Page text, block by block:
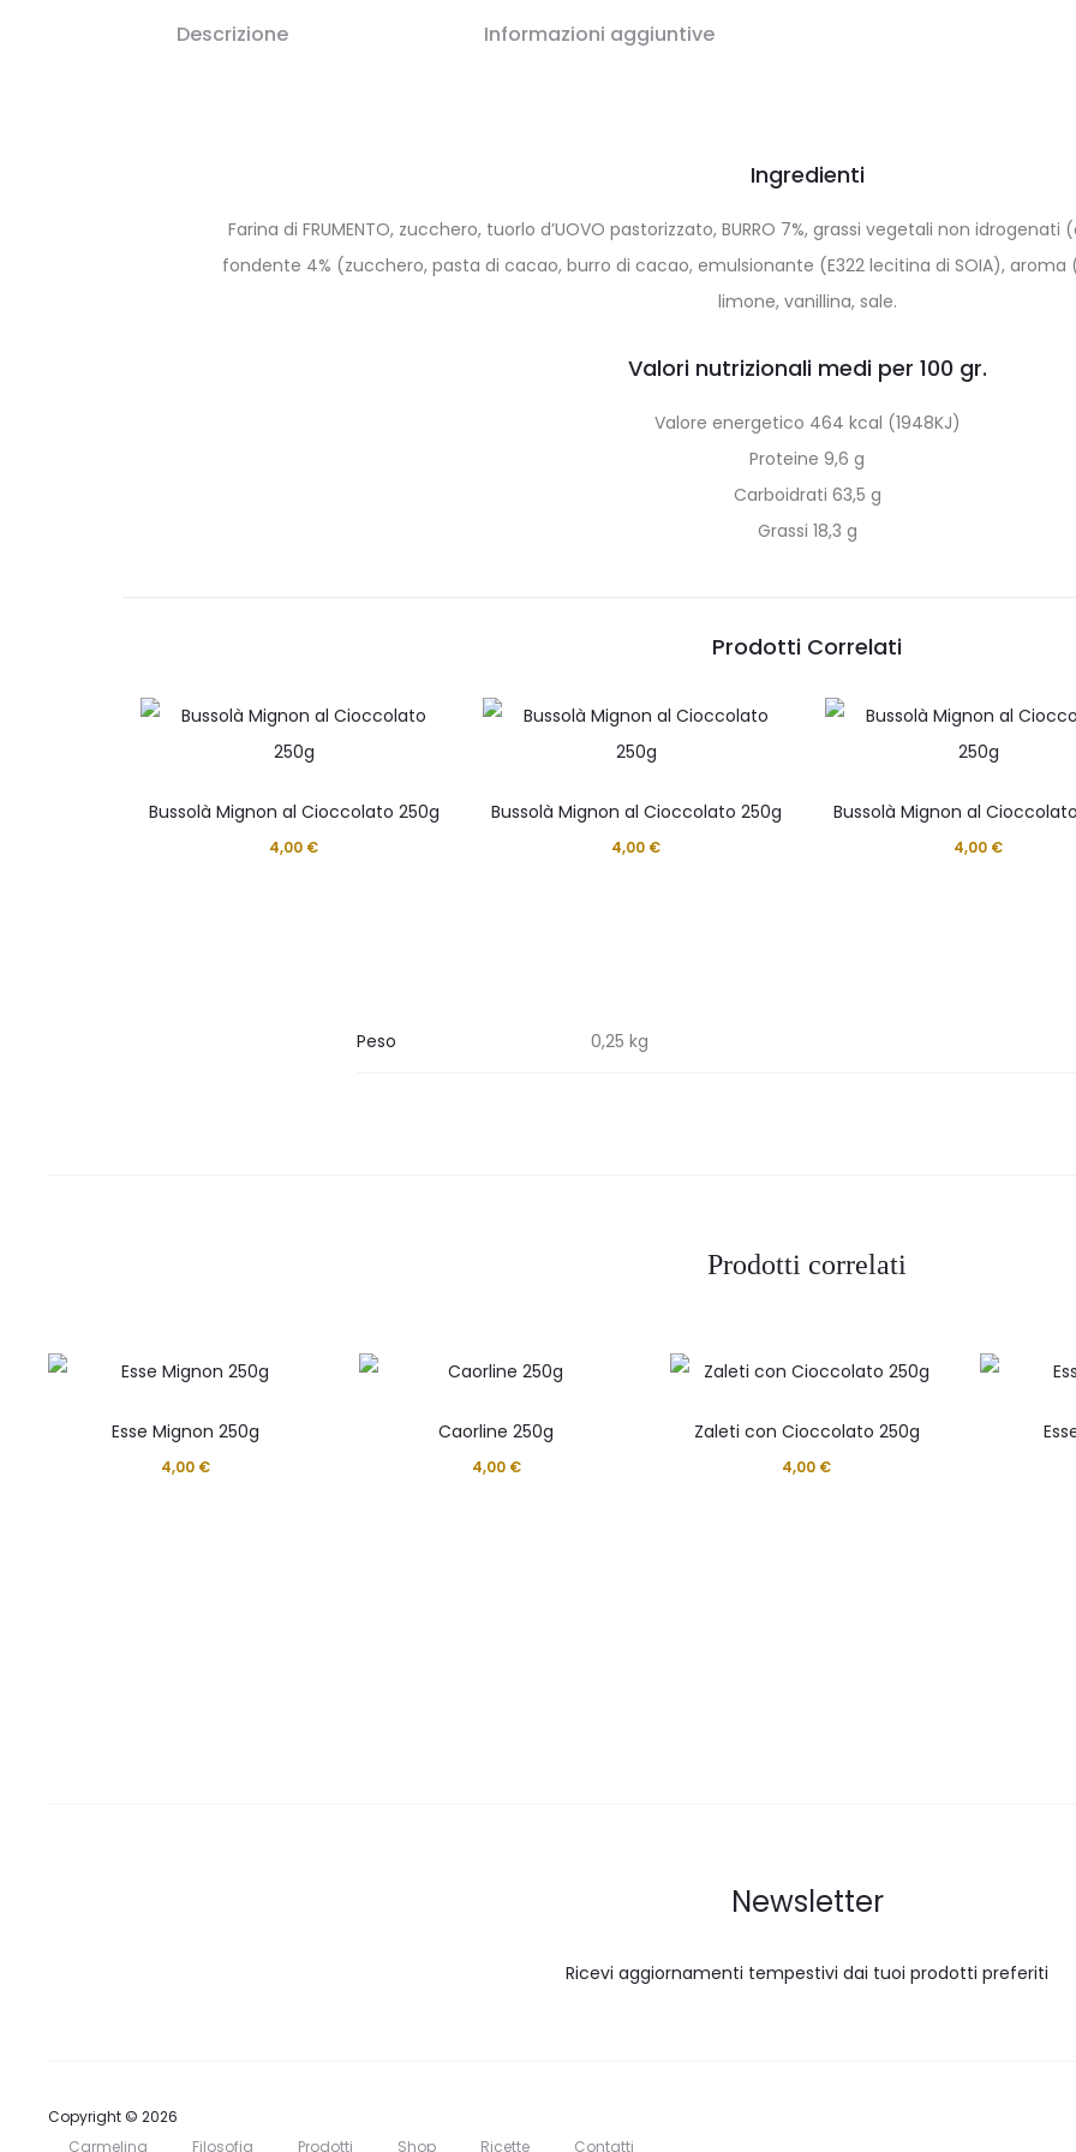
Descrizione Informazioni aggiuntive
Ingredienti
Farina di FRUMENTO, zucchero, tuorlo d’UOVO pastorizzato, BURRO 7%, grassi vegetali non
fondente 4% (zucchero, pasta di cacao, burro di cacao, emulsionante (E322 lecitina di SOIA), aroma
limone, vanillina, sale.
Valori nutrizionali medi per 100 gr.
Valore energetico 464 kcal (1948KJ)
Proteine 9,6 g
Carboidrati 63,5 g
Grassi 18,3 g
Prodotti Correlati
Bussolà Mignon al Cioccolato 250g
4,00 €
Bussolà Mignon al Cioccolato 250g
4,00 €
Bussolà Mignon al
4,00 €
Peso 0,25 kg
Prodotti correlati
Esse Mignon 250g
4,00 €
Caorline 250g
4,00 €
Zaleti con Cioccolato 250g
4,00 €
Newsletter
Ricevi aggiornamenti tempestivi dai tuoi prodotti preferiti
Copyright © 2026
Carmelina
Filosofia Prodotti Shop Ricette Contatti